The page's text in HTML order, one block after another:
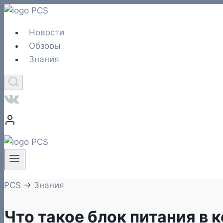
Перейти
содержимому
Новости
Обзоры
Знания
PCS → Знания
Что такое блок питания в